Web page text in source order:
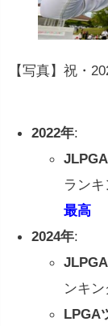
【写真】祝・
2022年:
ラン
最高
2024年:
ンキ
LPGA